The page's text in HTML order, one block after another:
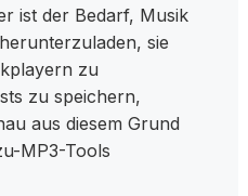
ist der Bedarf, Musik
sie
zu
zu speichern,
aus diesem Grund
MP3-Tools